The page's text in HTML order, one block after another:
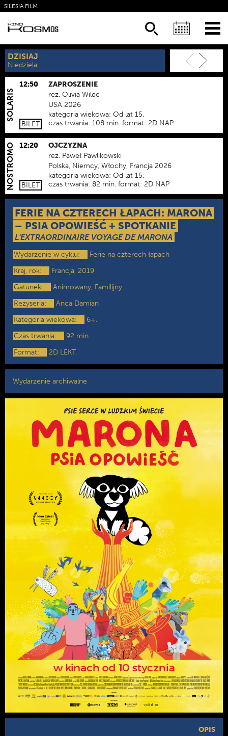
SILESIA FILM
KSIĄŻKI
NEWSLETTER
DZISIAJ
Niedziela
JUTRO
Poniedziałek
SOLARIS
12:50
BILET
ZAPROSZENIE
reż. Olivia Wilde
USA 2026
kategoria wiekowa: Od lat 15.
czas trwania: 108 min. format: 2D NAP
NOSTROMO 12:20
BILET
OJCZYZNA
reż. Paweł Pawlikowski
Polska, Niemcy, Włochy, Francja 2026
kategoria wiekowa: Od lat 15.
czas trwania: 82 min. format: 2D NAP
FERIE NA CZTERECH ŁAPACH: MARONA
– PSIA OPOWIEŚĆ + SPOTKANIE
L'EXTRAORDINAIRE VOYAGE DE MARONA
Wydarzenie w cyklu:
Ferie na czterech łapach
Kraj, rok:
Francja, 2019
Gatunek:
Animowany, Familijny
Reżyseria:
Anca Damian
Kategoria wiekowa:
6+.
Czas trwania:
92 min.
Format:
2D LEKT.
Wydarzenie archiwalne
OPIS